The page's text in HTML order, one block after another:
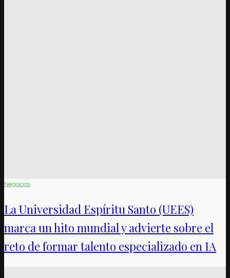
Negocios
La Universidad Espíritu Santo (UEES)
marca un hito mundial y advierte sobre el
reto de formar talento especializado en IA